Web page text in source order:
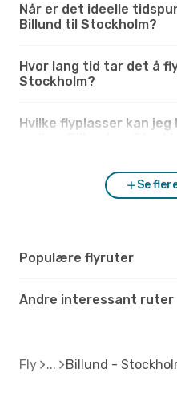
Når er det ideelle
Billund til Stockholm?
Hvor lang tid tar det å
Stockholm?
Hvilke flyplasser kan
Se
Populære flyruter
Andre interessant ruter
Fly Billund -